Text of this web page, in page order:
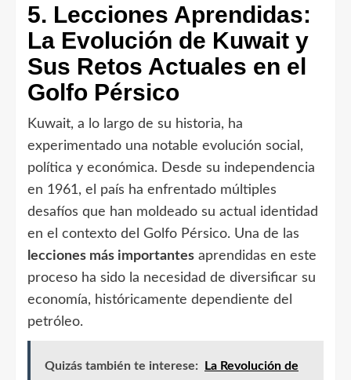
5. Lecciones Aprendidas:
La Evolución de Kuwait y
Sus Retos Actuales en el
Golfo Pérsico
Kuwait, a lo largo de su historia, ha
experimentado una notable evolución social,
política y económica. Desde su independencia
en 1961, el país ha enfrentado múltiples
desafíos que han moldeado su actual identidad
en el contexto del Golfo Pérsico. Una de las
lecciones más importantes aprendidas en este
proceso ha sido la necesidad de diversificar su
economía, históricamente dependiente del
petróleo.
Quizás también te interese:
La Revolución de